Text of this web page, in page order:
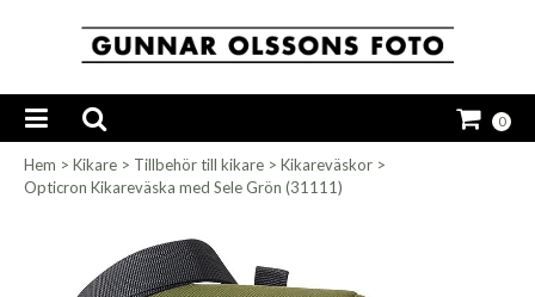
0
Hem > Kikare > Tillbehör till kikare > Kikareväskor >
Opticron Kikareväska med Sele Grön (31111)